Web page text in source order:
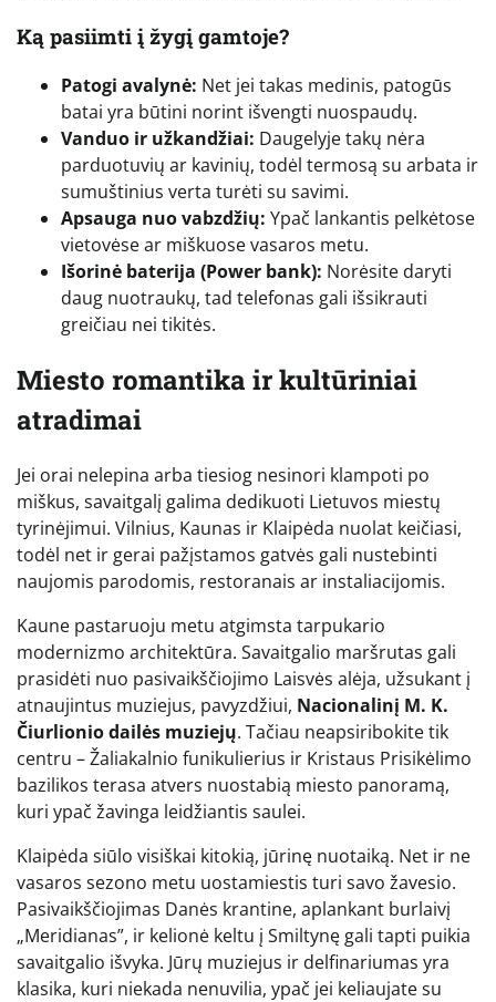
Ką pasiimti į žygį gamtoje?
Patogi avalynė: Net jei takas medinis, patogūs
batai yra būtini norint išvengti nuospaudų.
Vanduo ir užkandžiai: Daugelyje takų nėra
parduotuvių ar kavinių, todėl termosą su arbata ir
sumuštinius verta turėti su savimi.
Apsauga nuo vabzdžių: Ypač lankantis pelkėtose
vietovėse ar miškuose vasaros metu.
Išorinė baterija (Power bank): Norėsite daryti
daug nuotraukų, tad telefonas gali išsikrauti
greičiau nei tikitės.
Miesto romantika ir kultūriniai
atradimai
Jei orai nelepina arba tiesiog nesinori klampoti po
miškus, savaitgalį galima dedikuoti Lietuvos miestų
tyrinėjimui. Vilnius, Kaunas ir Klaipėda nuolat keičiasi,
todėl net ir gerai pažįstamos gatvės gali nustebinti
naujomis parodomis, restoranais ar instaliacijomis.
Kaune pastaruoju metu atgimsta tarpukario
modernizmo architektūra. Savaitgalio maršrutas gali
prasidėti nuo pasivaikščiojimo Laisvės alėja, užsukant į
atnaujintus muziejus, pavyzdžiui, Nacionalinį M. K.
Čiurlionio dailės muziejų. Tačiau neapsiribokite tik
centru – Žaliakalnio funikulierius ir Kristaus Prisikėlimo
bazilikos terasa atvers nuostabią miesto panoramą,
kuri ypač žavinga leidžiantis saulei.
Klaipėda siūlo visiškai kitokią, jūrinę nuotaiką. Net ir ne
vasaros sezono metu uostamiestis turi savo žavesio.
Pasivaikščiojimas Danės krantine, aplankant burlaivį
„Meridianas”, ir kelionė keltu į Smiltynę gali tapti puikia
savaitgalio išvyka. Jūrų muziejus ir delfinariumas yra
klasika, kuri niekada nenuvilia, ypač jei keliaujate su